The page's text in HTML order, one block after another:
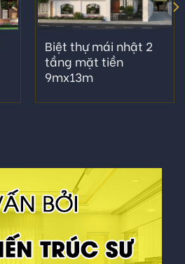
Biệt thự mái nhật 2
tầng mặt tiền
9mx13m